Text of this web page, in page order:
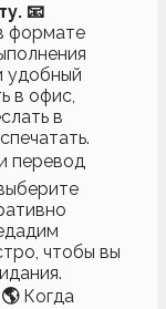
📧
формате
удобный
в офис,
в
перевод
чтобы вы
🌎Когда